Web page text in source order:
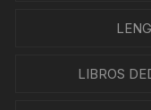
LIBROS